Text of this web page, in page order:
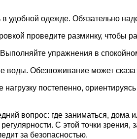
в удобной одежде. Обязательно
проведите разминку, чтобы
упражнения в
воды. Обезвоживание может
нагрузку постепенно,
вопрос: где заниматься, дома
С этой точки
за безопасностью.